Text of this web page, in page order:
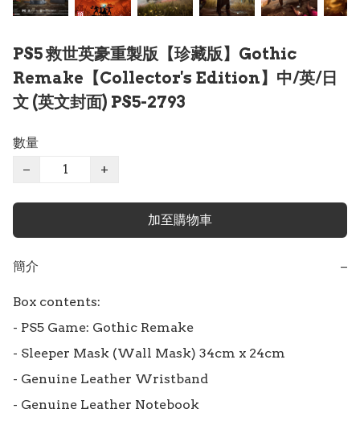
PS5 救世英豪重製版【珍藏版】Gothic
Remake【Collector's Edition】中/英/日
文 (英文封面) PS5-2793
數量
−
+
加至購物車
簡介 −
Box contents:
- PS5 Game: Gothic Remake
- Sleeper Mask (Wall Mask) 34cm x 24cm
- Genuine Leather Wristband
- Genuine Leather Notebook